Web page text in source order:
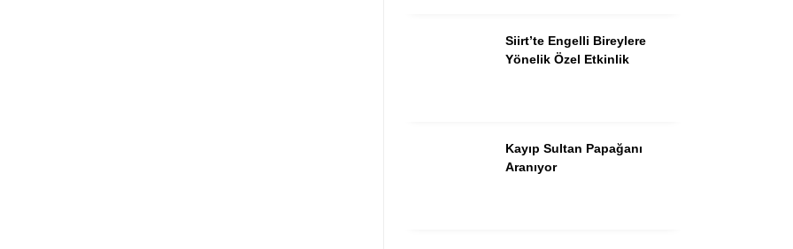
Siirt’te Engelli Bireylere
Yönelik Özel Etkinlik
Kayıp Sultan Papağanı
Aranıyor